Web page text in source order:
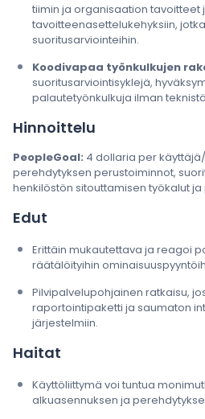
tiimin ja organisaation tavoitteet
tavoitteenasettelukehyksiin,
suoritusarviointeihin.
Koodivapaa työnkulkujen
suoritusarviointisyklejä,
palautetyönkulkuja ilman
Hinnoittelu
PeopleGoal: 4 dollaria per
perehdytyksen perustoiminnot,
henkilöstön sitouttamisen työkalut
Edut
Erittäin mukautettava ja reagoi
räätälöityihin
Pilvipalvelupohjainen ratkaisu,
raportointipaketti ja saumaton
järjestelmiin.
Haitat
Käyttöliittymä voi tuntua
alkuasennuksen ja